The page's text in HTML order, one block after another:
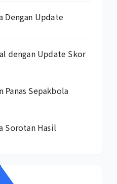
Dengan Update
dengan Update Skor
Panas Sepakbola
Sorotan Hasil